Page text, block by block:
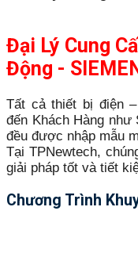
Đại Lý Cung
Động -
Tất cả thiết bị điện
đến Khách Hàng
đều được nhập mẫu
Tại TPNewtech,
giải pháp tốt và tiết
Chương Trình